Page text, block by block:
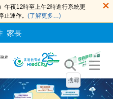
午夜12時至上午2時進行系統更
運作。 (了解更多…)
家長